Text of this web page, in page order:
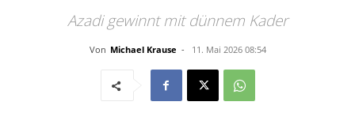
Azadi gewinnt mit dünnem Kader
Von Michael Krause - 11. Mai 2026 08:54